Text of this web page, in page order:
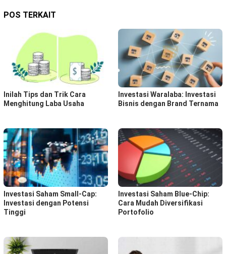
POS TERKAIT
Inilah Tips dan Trik Cara
Menghitung Laba Usaha
Investasi Waralaba: Investasi
Bisnis dengan Brand Ternama
Investasi Saham Small-Cap:
Investasi dengan Potensi
Tinggi
Investasi Saham Blue-Chip:
Cara Mudah Diversifikasi
Portofolio